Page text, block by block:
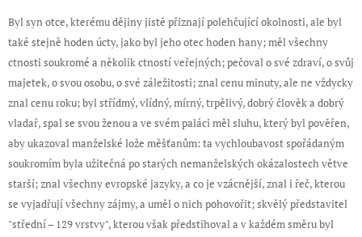
Byl syn otce, kterému dějiny jistě přiznají polehčující okolnosti, ale byl
také stejně hoden úcty, jako byl jeho otec hoden hany; měl všechny
ctnosti soukromé a několik ctností veřejných; pečoval o své zdraví, o svůj
majetek, o svou osobu, o své záležitosti; znal cenu minuty, ale ne vždycky
znal cenu roku; byl střídmý, vlídný, mírný, trpělivý, dobrý člověk a dobrý
vladař, spal se svou ženou a ve svém paláci měl sluhu, který byl pověřen,
aby ukazoval manželské lože měšťanům: ta vychloubavost spořádaným
soukromím byla užitečná po starých nemanželských okázalostech větve
starší; znal všechny evropské jazyky, a co je vzácnější, znal i řeč, kterou
se vyjadřují všechny zájmy, a uměl o nich pohovořit; skvělý představitel
"střední – 129 vrstvy", kterou však předstihoval a v každém směru byl